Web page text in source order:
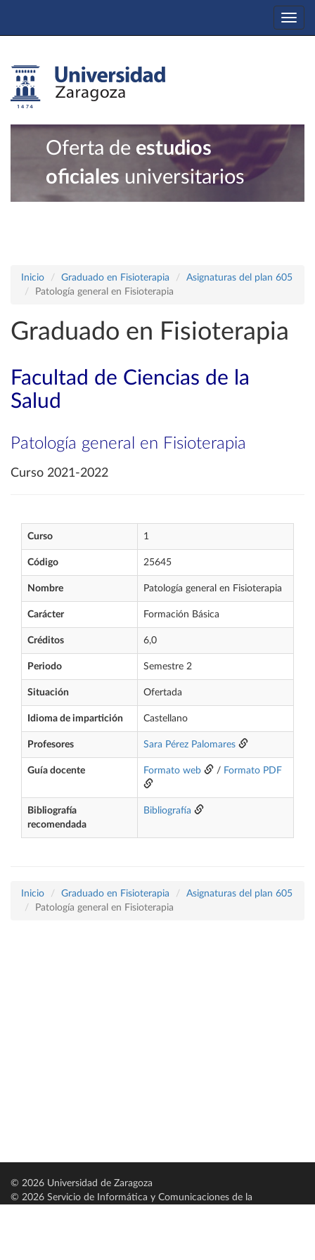
Oferta de estudios
oficiales universitarios
Inicio Graduado en Fisioterapia
Asignaturas del plan 605
Patología general en Fisioterapia
Graduado en Fisioterapia
Facultad de Ciencias de la
Salud
Patología general en Fisioterapia
Curso 2021-2022
Curso 1
Código 25645
Nombre Patología general en Fisioterapia
Carácter Formación Básica
Créditos 6,0
Periodo Semestre 2
Situación Ofertada
Idioma de impartición Castellano
Profesores Sara Pérez Palomares
Guía docente Formato web / Formato PDF
Bibliografía
recomendada
Bibliografía
Inicio Graduado en Fisioterapia
Asignaturas del plan 605
Patología general en Fisioterapia
© 2026 Universidad de Zaragoza
© 2026 Servicio de Informática y Comunicaciones de la